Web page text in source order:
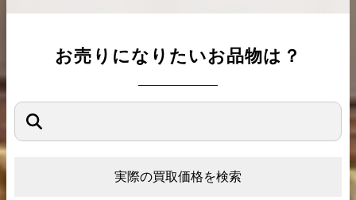
お売りになりたいお品物は？
実際の買取価格を検索